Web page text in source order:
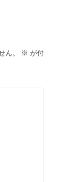
ん。 ※ が付